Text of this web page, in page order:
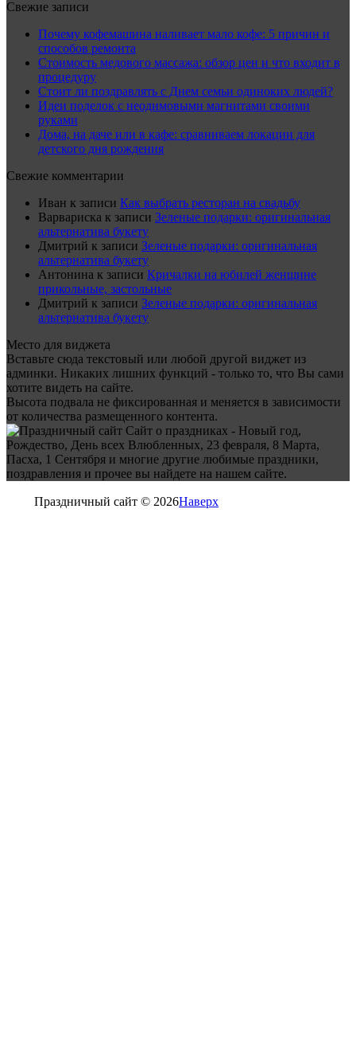
Свежие записи
Почему кофемашина наливает мало кофе: 5 причин и
способов ремонта
Стоимость медового массажа: обзор цен и что входит в
процедуру
Стоит ли поздравлять с Днем семьи одиноких людей?
Идеи поделок с неодимовыми магнитами своими
руками
Дома, на даче или в кафе: сравниваем локации для
детского дня рождения
Свежие комментарии
Иван к записи Как выбрать ресторан на свадьбу
Варвариска к записи Зеленые подарки: оригинальная
альтернатива букету
Дмитрий к записи Зеленые подарки: оригинальная
альтернатива букету
Антонина к записи Кричалки на юбилей женщине
прикольные, застольные
Дмитрий к записи Зеленые подарки: оригинальная
альтернатива букету
Место для виджета
Вставьте сюда текстовый или любой другой виджет из
админки. Никаких лишних функций - только то, что Вы сами
хотите видеть на сайте.
Высота подвала не фиксированная и меняется в зависимости
от количества размещенного контента.
Сайт о праздниках - Новый год,
Рождество, День всех Влюбленных, 23 февраля, 8 Марта,
Пасха, 1 Сентября и многие другие любимые праздники,
поздравления и прочее вы найдете на нашем сайте.
Праздничный сайт © 2026Наверх